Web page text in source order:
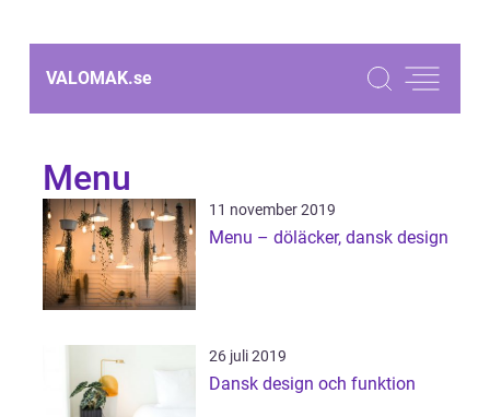
VALOMAK.se
Menu
11 november 2019
Menu – döläcker, dansk design
26 juli 2019
Dansk design och funktion